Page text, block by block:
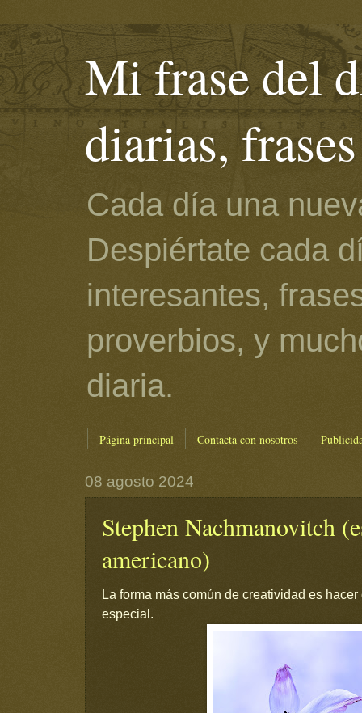
Mi frase del
diarias,
Cada día una
Despiértate cada
interesantes,
proverbios, y
diaria.
Página principal Contacta con nosotros
08 agosto 2024
Stephen Nachmanovitch
americano)
La forma más común de creatividad es
especial.